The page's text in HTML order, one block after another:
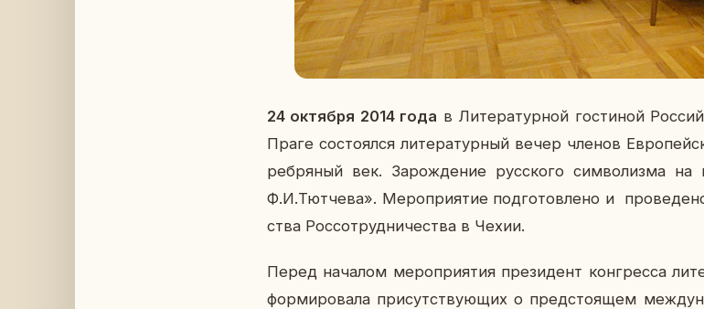
24 ок­тяб­ря 2014 года в Ли­те­ра­тур­ной го­сти­ной
Праге со­сто­ял­ся ли­те­ра­тур­ный вечер членов
реб­ря­ный век. За­рож­де­ние рус­ско­го сим­во­лиз­ма на
Ф.И.Тют­че­ва». Ме­ро­при­я­тие под­го­тов­ле­но и
ства Рос­со­труд­ни­че­ства в Чехии.
Перед на­ча­лом ме­ро­при­я­тия пре­зи­дент кон­грес­са
фор­ми­ро­ва­ла при­сут­ству­ю­щих о пред­сто­я­щем